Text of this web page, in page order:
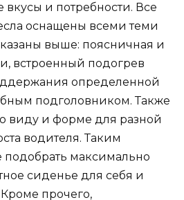
вкусы и потребности. Все
оснащены всеми теми
выше: поясничная и
встроенный подогрев
определенной
подголовником. Также
виду и форме для разной
водителя. Таким
максимально
сиденье для себя и
прочего,